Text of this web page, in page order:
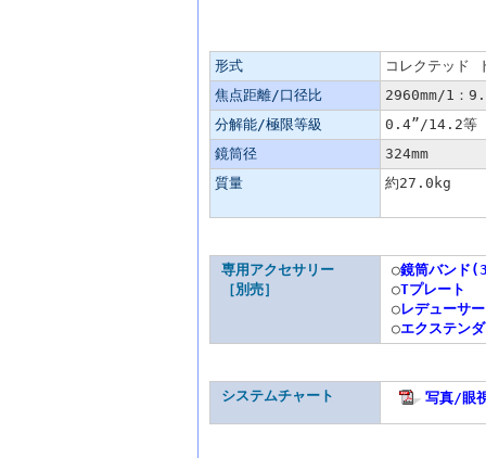
形式
コレクテッド
焦点距離/口径比
2960mm/1：
分解能/極限等級
0.4”/14.2等
鏡筒径
324mm
質量
約27.0kg
専用アクセサリー
［別売］
○鏡筒バンド
○Tプレート
○レデューサ
○エクステン
システムチャート 写真/眼